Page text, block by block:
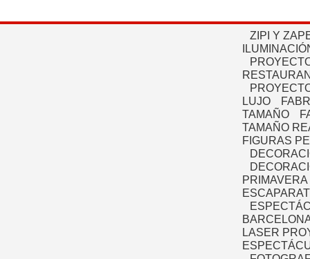
ZIPI Y
LUJO
TAMAÑO
TAMAÑO
FIGURAS
PRIMAVERA
LASER